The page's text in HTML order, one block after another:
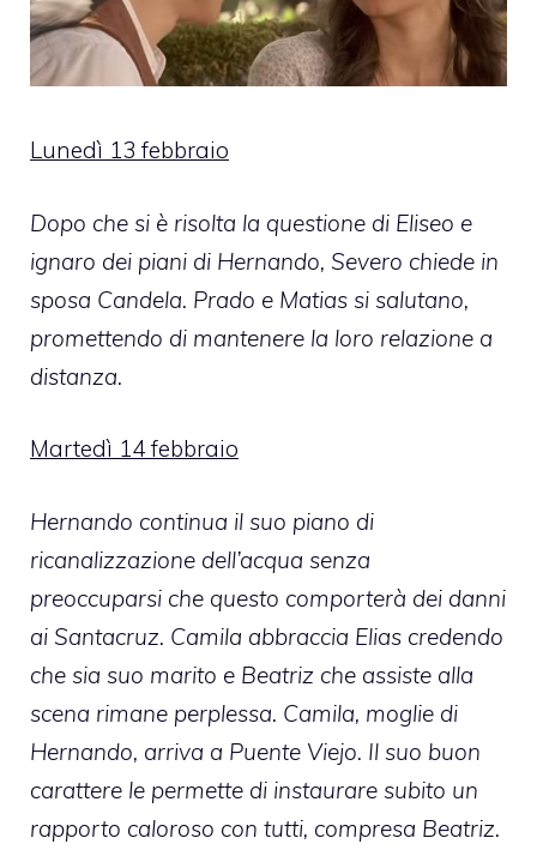
Lunedì 13 febbraio
Dopo che si è risolta la questione di Eliseo e
ignaro dei piani di Hernando, Severo chiede in
sposa Candela. Prado e Matias si salutano,
promettendo di mantenere la loro relazione a
distanza.
Martedì 14 febbraio
Hernando continua il suo piano di
ricanalizzazione dell’acqua senza
preoccuparsi che questo comporterà dei danni
ai Santacruz. Camila abbraccia Elias credendo
che sia suo marito e Beatriz che assiste alla
scena rimane perplessa. Camila, moglie di
Hernando, arriva a Puente Viejo. Il suo buon
carattere le permette di instaurare subito un
rapporto caloroso con tutti, compresa Beatriz.